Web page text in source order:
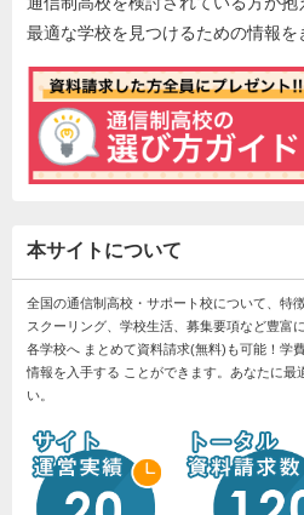
最適な学校を見つけるための情報を
本サイトについて
全国の通信制高校・サポート校について、特
スクーリング、学校生活、募集要項など豊富
各学校へ まとめて資料請求(無料)も可能！学
情報を入手する ことができます。あなたに最
い。